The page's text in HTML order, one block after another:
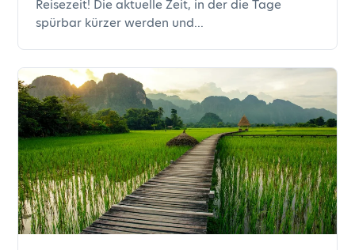
Reisezeit! Die aktuelle Zeit, in der die Tage
spürbar kürzer werden und...